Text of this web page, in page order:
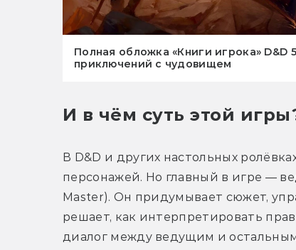
Полная обложка «Книги игрока»
приключений с чудовищем
И в чём суть этой
В D&D и других настольных
персонажей. Но главный в игре —
Master). Он придумывает сюжет,
решает, как интерпретировать
диалог между ведущим и